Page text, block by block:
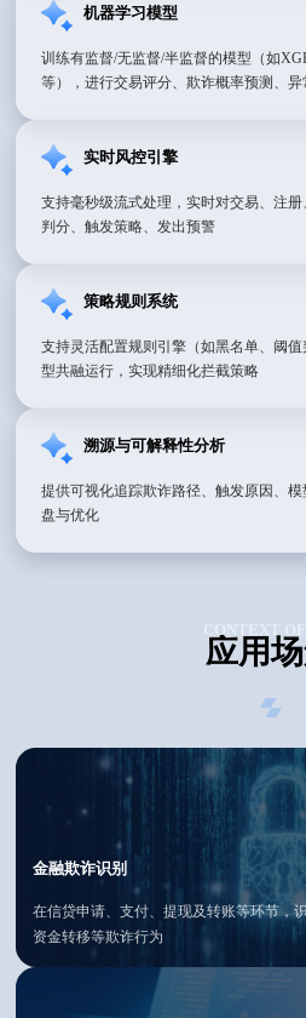
机器学习模型
训练有监督/无监督/半监督的模型（如
等），进行交易评分、欺诈概率预测、异
实时风控引擎
支持毫秒级流式处理，实时对交易、注
判分、触发策略、发出预警
策略规则系统
支持灵活配置规则引擎（如黑名单、阈
型共融运行，实现精细化拦截策略
溯源与可解释性分析
提供可视化追踪欺诈路径、触发原因、
盘与优化
应用
金融欺诈识别
在信贷申请、支付、提现及转账等环节，
资金转移等欺诈行为